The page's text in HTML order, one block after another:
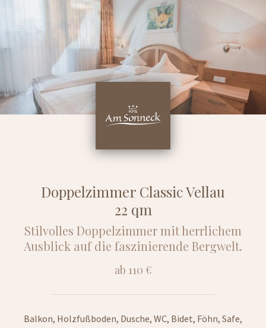
Doppelzimmer Classic Vellau
22 qm
Stilvolles Doppelzimmer mit herrlichem
Ausblick auf die faszinierende Bergwelt.
ab 110 €
Balkon, Holzfußboden, Dusche, WC, Bidet, Föhn, Safe,